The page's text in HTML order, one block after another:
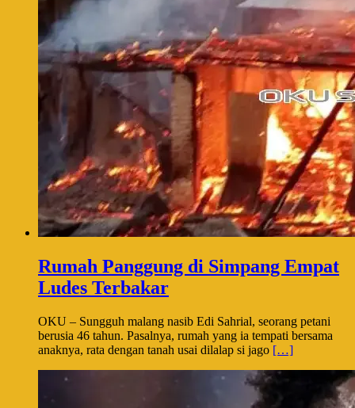
Rumah Panggung di Simpang Empat
Ludes Terbakar
OKU – Sungguh malang nasib Edi Sahrial, seorang petani
berusia 46 tahun. Pasalnya, rumah yang ia tempati bersama
anaknya, rata dengan tanah usai dilalap si jago […]